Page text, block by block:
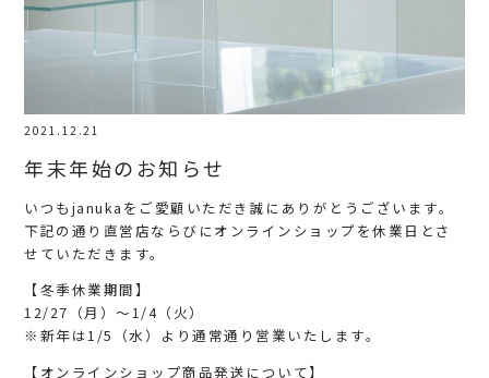
2021.12.21
年末年始のお知らせ
いつもjanukaをご愛顧いただき誠にありがとうございます。
下記の通り直営店ならびにオンラインショップを休業日とさ
せていただきます。
【冬季休業期間】
12/27（月）～1/4（火）
※新年は1/5（水）より通常通り営業いたします。
【オンラインショップ商品発送について】